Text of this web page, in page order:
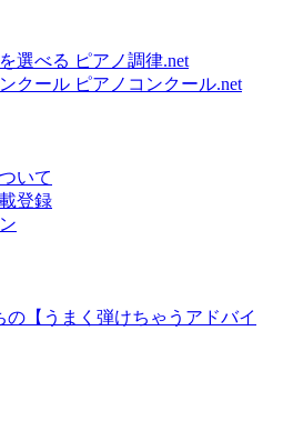
選べる ピアノ調律.net
クール ピアノコンクール.net
いて
登録
の【うまく弾けちゃうアドバイ